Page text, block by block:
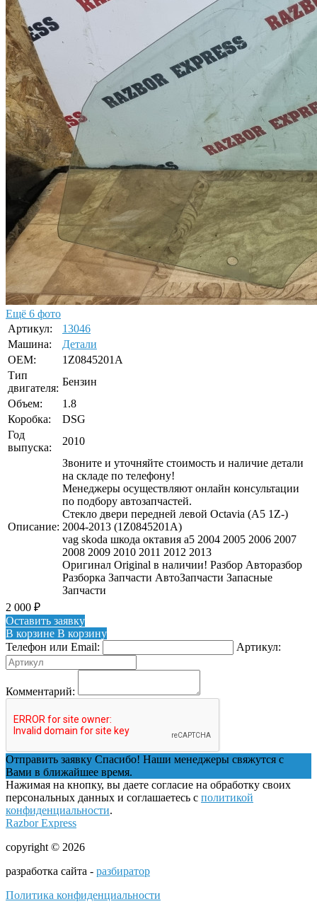
Ещё 6 фото
Артикул:
13046
Машина:
Детали
OEM:
1Z0845201A
Тип
двигателя:
Бензин
Объем:
1.8
Коробка:
DSG
Год
выпуска:
2010
Описание:
Звоните и уточняйте стоимость и наличие детали
на складе по телефону!
Менеджеры осуществляют онлайн консультации
по подбору автозапчастей.
Стекло двери передней левой Octavia (A5 1Z-)
2004-2013 (1Z0845201A)
vag skoda шкода октавия а5 2004 2005 2006 2007
2008 2009 2010 2011 2012 2013
Оригинал Original в наличии! Разбор Авторазбор
Разборка Запчасти АвтоЗапчасти Запасные
Запчасти
2 000 ₽
Оставить заявку
В корзине В корзину
Телефон или Email:
Артикул:
Комментарий:
Отправить заявку Спасибо! Наши менеджеры свяжутся с
Вами в ближайшее время.
Нажимая на кнопку, вы даете согласие на обработку своих
персональных данных и соглашаетесь с политикой
конфиденциальности.
Razbor Express
copyright © 2026
разработка сайта - разбиратор
Политика конфиденциальности